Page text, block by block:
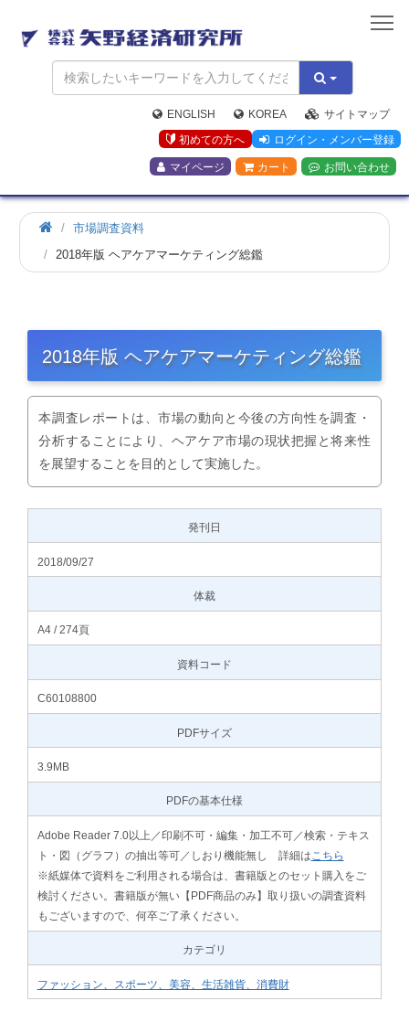
矢
野
経
済
研
究
所
ENGLISH KOREA
サイトマップ
初めての方へ
ログイン・メンバー登録
マイページ カート お問い合わせ
市場調査資料
2018年版 ヘアケアマーケティング総鑑
2018年版 ヘアケアマーケティング総鑑
本調査レポートは、市場の動向と今後の方向性を調査・
分析することにより、ヘアケア市場の現状把握と将来性
を展望することを目的として実施した。
発刊日
2018/09/27
体裁
A4 / 274頁
資料コード
C60108800
PDFサイズ
3.9MB
PDFの基本仕様
Adobe Reader 7.0以上／印刷不可・編集・加工不可／検索・テキス
ト・図（グラフ）の抽出等可／しおり機能無し 詳細は こちら
※紙媒体で資料をご利用される場合は、書籍版とのセット購入をご
検討ください。書籍版が無い【PDF商品のみ】取り扱いの調査資料
もございますので、何卒ご了承ください。
カテゴリ
ファッション、スポーツ、美容、生活雑貨、消費財